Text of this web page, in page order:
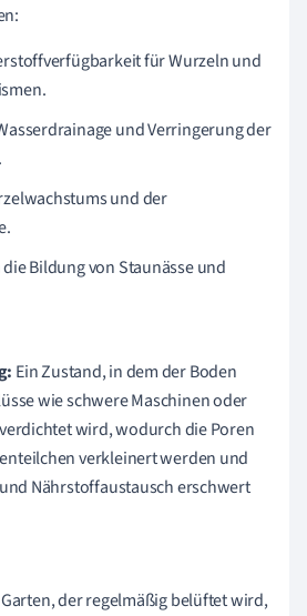
für Wurzeln und
und Verringerung der
und der
Bildung von Staunässe und
Ein Zustand, in dem der Boden
wie schwere Maschinen oder
wird, wodurch die Poren
verkleinert werden und
Nährstoffaustausch erschwert
der regelmäßig belüftet wird,